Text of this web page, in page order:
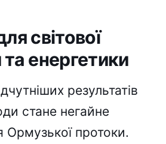
світової
енергетики
результатів
стане негайне
Ормузької протоки.